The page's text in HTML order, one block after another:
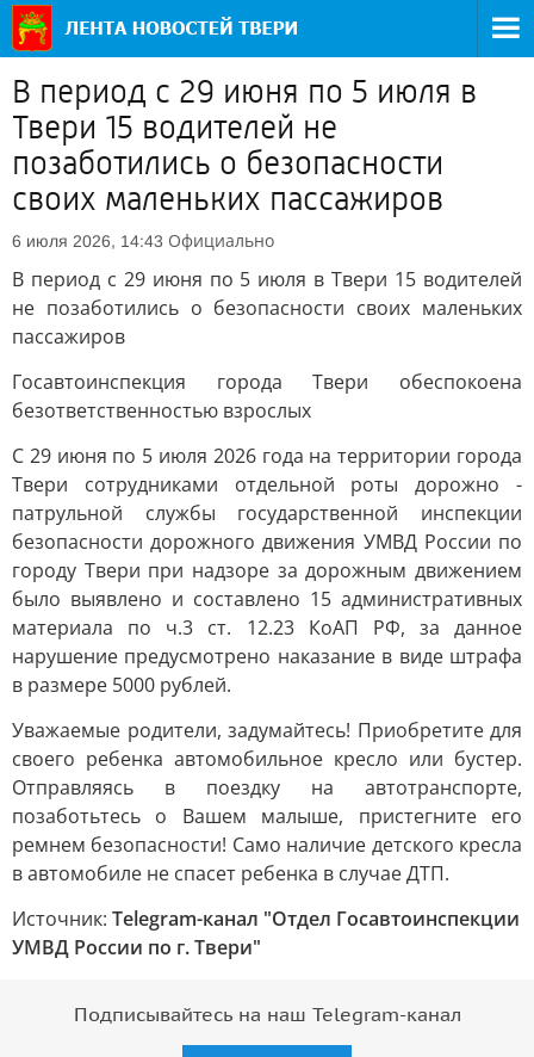
В период с 29 июня по 5 июля в
Твери 15 водителей не
позаботились о безопасности
своих маленьких пассажиров
6 июля 2026, 14:43 Официально
В период с 29 июня по 5 июля в Твери 15 водителей
не позаботились о безопасности своих маленьких
пассажиров
Госавтоинспекция города Твери обеспокоена
безответственностью взрослых
С 29 июня по 5 июля 2026 года на территории города
Твери сотрудниками отдельной роты дорожно -
патрульной службы государственной инспекции
безопасности дорожного движения УМВД России по
городу Твери при надзоре за дорожным движением
было выявлено и составлено 15 административных
материала по ч.3 ст. 12.23 КоАП РФ, за данное
нарушение предусмотрено наказание в виде штрафа
в размере 5000 рублей.
Уважаемые родители, задумайтесь! Приобретите для
своего ребенка автомобильное кресло или бустер.
Отправляясь в поездку на автотранспорте,
позаботьтесь о Вашем малыше, пристегните его
ремнем безопасности! Само наличие детского кресла
в автомобиле не спасет ребенка в случае ДТП.
Источник: Telegram-канал "Отдел Госавтоинспекции
УМВД России по г. Твери"
Подписывайтесь на наш Telegram-канал